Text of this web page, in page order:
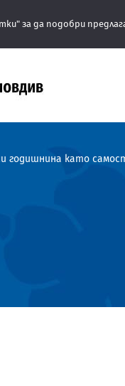
годишнина като
за да подобри